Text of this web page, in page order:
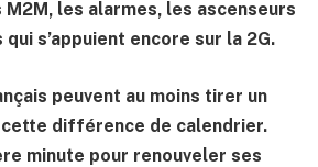
les alarmes, les ascenseurs
s’appuient encore sur la 2G.
peuvent au moins tirer un
différence de calendrier.
minute pour renouveler ses